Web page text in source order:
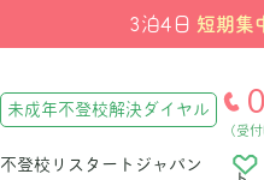
3泊4日 短期集
未成年不登校解決ダイヤル
（受
不登校リスタートジャパン